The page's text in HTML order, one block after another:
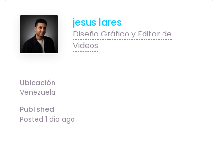
jesus lares
Diseño Gráfico y Editor de
Videos
Ubicación
Venezuela
Published
Posted 1 día ago